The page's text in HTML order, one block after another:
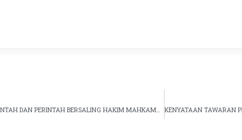
KURSUS PENGUATKUASAAN, PELAKSANAAN PERINTAH DAN PERINTAH BERSALING HAKIM MAHKAMAH RENDAH SYARIAH ZON TENGAH